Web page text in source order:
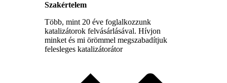
Szakértelem
Több, mint 20 éve foglalkozzunk
katalizátorok felvásárlásával. Hívjon
minket és mi örömmel megszabadítjuk
felesleges katalizátorátor